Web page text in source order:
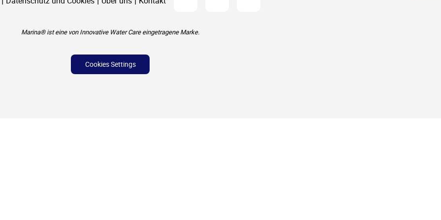
Marina® ist eine von Innovative Water Care eingetragene Marke.
Cookies Settings